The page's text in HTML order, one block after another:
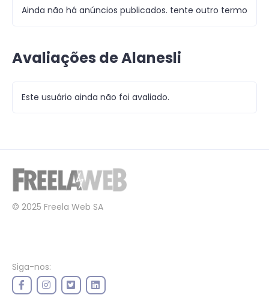
Ainda não há anúncios publicados. tente outro termo
Avaliações de Alanesli
Este usuário ainda não foi avaliado.
© 2025 Freela Web SA
Siga-nos: